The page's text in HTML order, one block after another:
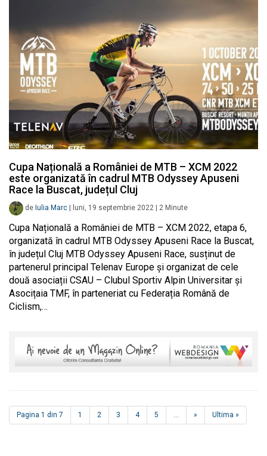
Cupa Națională a României de MTB – XCM 2022
este organizată în cadrul MTB Odyssey Apuseni
Race la Buscat, județul Cluj
de Iulia Marc luni, 19 septembrie 2022 2 Minute
Cupa Națională a României de MTB – XCM 2022, etapa 6,
organizată în cadrul MTB Odyssey Apuseni Race la Buscat,
în județul Cluj MTB Odyssey Apuseni Race, susținut de
partenerul principal Telenav Europe și organizat de cele
două asociații CSAU – Clubul Sportiv Alpin Universitar și
Asocițaia TMF, în parteneriat cu Federația Română de
Ciclism,…
Pagina 1 din 7 1 2 3 4 5 ... » Ultima »